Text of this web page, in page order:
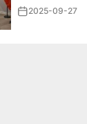
2025-09-27